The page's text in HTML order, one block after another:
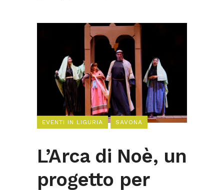
EVENTI IN LIGURIA SAVONA
L’Arca di Noè, un
progetto per